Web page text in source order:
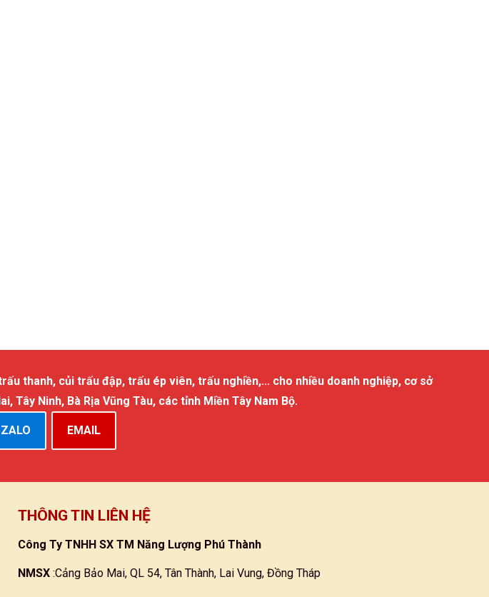
thanh, củi trấu đập, trấu ép viên, trấu nghiền,... cho nhiều doanh nghiệp, cơ sở
Tây Ninh, Bà Rịa Vũng Tàu, các tỉnh Miền Tây Nam Bộ.
ZALO EMAIL
THÔNG TIN LIÊN HỆ
Công Ty TNHH SX TM Năng Lượng Phú Thành
NMSX :Cảng Bảo Mai, QL 54, Tân Thành, Lai Vung, Đồng Tháp